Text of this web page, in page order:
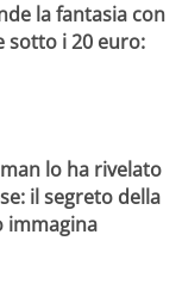
la fantasia con
sotto i 20 euro:
lo ha rivelato
il segreto della
immagina